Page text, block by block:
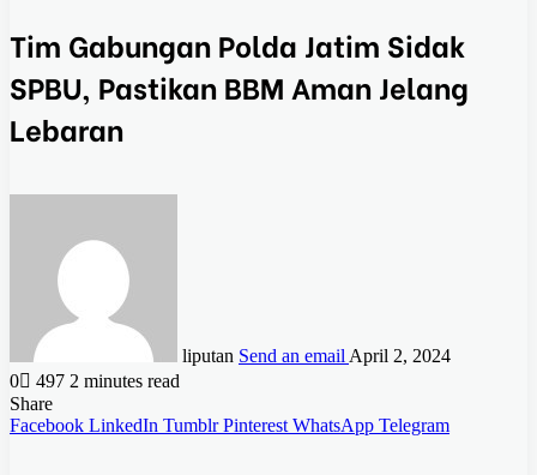
Tim Gabungan Polda Jatim Sidak
SPBU, Pastikan BBM Aman Jelang
Lebaran
liputan Send an email April 2, 2024
0
497 2 minutes read
Share
Facebook LinkedIn Tumblr Pinterest WhatsApp Telegram